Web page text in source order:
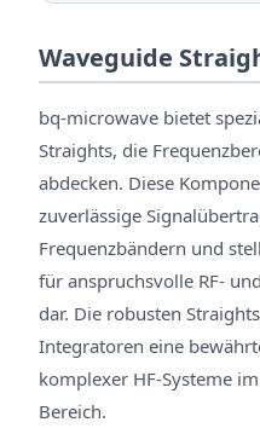
Waveguide
bq-microwave bietet
Straights, die
abdecken. Diese
zuverlässige
Frequenzbändern und
für anspruchsvolle RF-
dar. Die robusten
Integratoren eine
komplexer HF-Systeme
Bereich.